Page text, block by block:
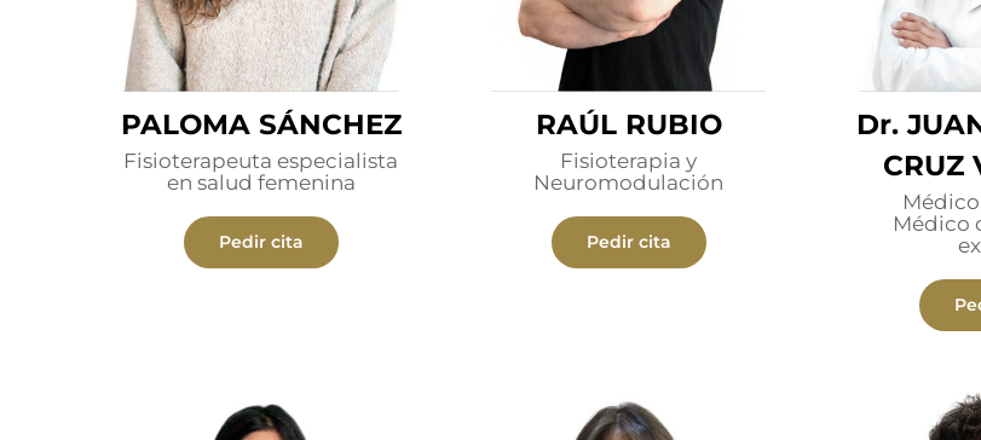
PALOMA SÁNCHEZ
Fisioterapeuta especialista
en salud femenina
Pedir cita
RAÚL RUBIO
Fisioterapia y
Neuromodulación
Pedir cita
Dr.
CRUZ
Médico